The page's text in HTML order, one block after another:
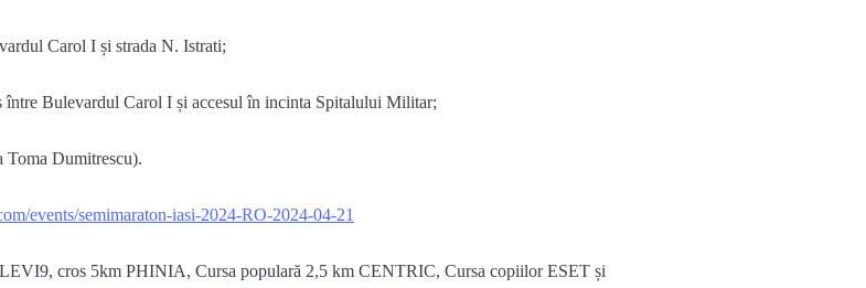
Carol I și strada N. Istrati;
între Bulevardul Carol I și accesul în incinta Spitalului Militar;
Toma Dumitrescu).
events/semimaraton-iasi-2024-RO-2024-04-21
LEVI9, cros 5km PHINIA, Cursa populară 2,5 km CENTRIC, Cursa copiilor ESET și